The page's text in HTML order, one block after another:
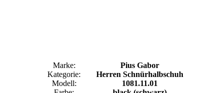
Marke:
Pius Gabor
Kategorie:
Herren Schnürhalbschuh
Modell:
1081.11.01